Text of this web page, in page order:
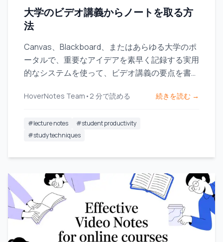
大学のビデオ講義からノートを取る方
法
Canvas、Blackboard、またはあらゆる大学のポ
ータルで、重要なアイデアを素早く記録する実用
的なシステムを使って、ビデオ講義の要点を書き
HoverNotes Team • 2 分で読める 続きを読む →
#lecture notes #student productivity
#study techniques